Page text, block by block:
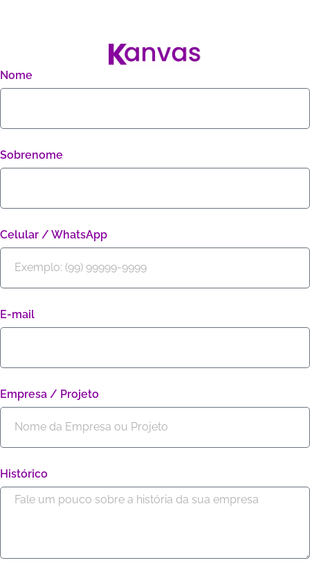
Nome
Sobrenome
Celular / WhatsApp
E-mail
Empresa / Projeto
Histórico